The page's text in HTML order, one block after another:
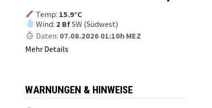
Temp: 15.9°C
Wind: 2 BfSW (Südwest)
Daten: 07.08.2026 01:10h MEZ
Mehr Details
WARNUNGEN & HINWEISE